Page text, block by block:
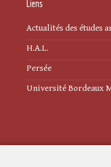
Liens
Actualités des études
H.A.L.
Persée
Université Bordeaux